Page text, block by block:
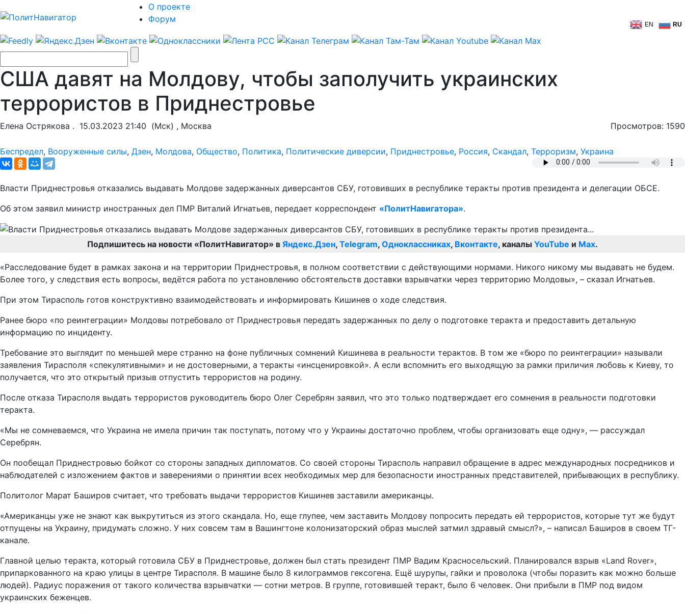
О проекте
Форум
EN RU
США давят на Молдову, чтобы заполучить украинских
террористов в Приднестровье
Елена Острякова . 15.03.2023 21:40 (Мск) , Москва Просмотров: 1590
Беспредел, Вооруженные силы, Дзен, Молдова, Общество, Политика, Политические диверсии, Приднестровье, Россия, Скандал, Терроризм, Украина
Власти Приднестровья отказались выдавать Молдове задержанных диверсантов СБУ, готовивших в республике теракты против президента и делегации ОБСЕ.
Об этом заявил министр иностранных дел ПМР Виталий Игнатьев, передает корреспондент «ПолитНавигатора».
Подпишитесь на новости «ПолитНавигатор» в Яндекс.Дзен, Telegram, Одноклассниках, Вконтакте, каналы YouTube и Max.
«Расследование будет в рамках закона и на территории Приднестровья, в полном соответствии с действующими нормами. Никого никому мы выдавать не будем.
Более того, у следствия есть вопросы, ведётся работа по установлению обстоятельств доставки взрывчатки через территорию Молдовы», – сказал Игнатьев.
При этом Тирасполь готов конструктивно взаимодействовать и информировать Кишинев о ходе следствия.
Ранее бюро «по реинтеграции» Молдовы потребовало от Приднестровья передать задержанных по делу о подготовке теракта и предоставить детальную
информацию по инциденту.
Требование это выглядит по меньшей мере странно на фоне публичных сомнений Кишинева в реальности терактов. В том же «бюро по реинтеграции» называли
заявления Тирасполя «спекулятивными» и не достоверными, а теракты «инсценировкой». А если вспомнить его выходящую за рамки приличия любовь к Киеву, то
получается, что это открытый призыв отпустить террористов на родину.
После отказа Тирасполя выдать террористов руководитель бюро Олег Серебрян заявил, что это только подтверждает его сомнения в реальности подготовки
теракта.
«Мы не сомневаемся, что Украина не имела причин так поступать, потому что у Украины достаточно проблем, чтобы организовать еще одну», — рассуждал
Серебрян.
Он пообещал Приднестровью бойкот со стороны западных дипломатов. Со своей стороны Тирасполь направил обращение в адрес международных посредников и
наблюдателей с изложением фактов и заверениями о принятии всех необходимых мер для безопасности иностранных представителей, прибывающих в республику.
Политолог Марат Баширов считает, что требовать выдачи террористов Кишинев заставили американцы.
«Американцы уже не знают как выкрутиться из этого скандала. Но, еще глупее, чем заставить Молдову попросить передать ей террористов, которые тут же будут
отпущены на Украину, придумать сложно. У них совсем там в Вашингтоне колонизаторский образ мыслей затмил здравый смысл?», – написал Баширов в своем ТГ-
канале.
Главной целью теракта, который готовила СБУ в Приднестровье, должен был стать президент ПМР Вадим Красносельский. Планировался взрыв «Land Rover»,
припаркованного на краю улицы в центре Тирасполя. В машине было 8 килограммов гексогена. Ещё шурупы, гайки и проволока (чтобы поразить как можно больше
людей). Радиус поражения от такого количества взрывчатки — сотни метров. В группе, готовившей теракт, было 6 человек. Они прибыли в ПМР под видом
украинских беженцев.